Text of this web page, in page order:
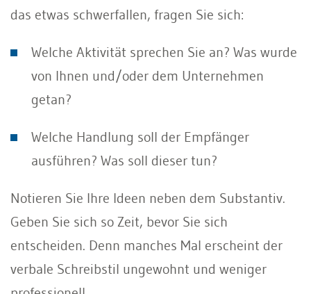
das etwas schwerfallen, fragen Sie sich:
Welche Aktivität sprechen Sie an? Was wurde
von Ihnen und/oder dem Unternehmen
getan?
Welche Handlung soll der Empfänger
ausführen? Was soll dieser tun?
Notieren Sie Ihre Ideen neben dem Substantiv.
Geben Sie sich so Zeit, bevor Sie sich
entscheiden. Denn manches Mal erscheint der
verbale Schreibstil ungewohnt und weniger